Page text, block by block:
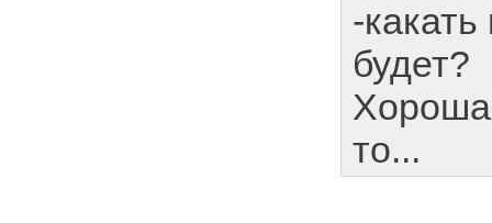
-какать
будет?
то...